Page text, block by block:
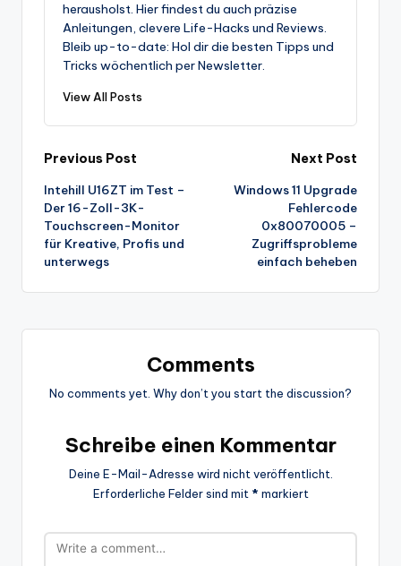
herausholst. Hier findest du auch präzise
Anleitungen, clevere Life-Hacks und Reviews.
Bleib up-to-date: Hol dir die besten Tipps und
Tricks wöchentlich per Newsletter.
View All Posts
Post
navigation
Previous Post
Intehill U16ZT im Test –
Der 16-Zoll-3K-
Touchscreen-Monitor
für Kreative, Profis und
unterwegs
Next Post
Windows 11 Upgrade
Fehlercode
0x80070005 –
Zugriffsprobleme
einfach beheben
Comments
No comments yet. Why don’t you start the discussion?
Schreibe einen Kommentar
Deine E-Mail-Adresse wird nicht veröffentlicht.
Erforderliche Felder sind mit * markiert